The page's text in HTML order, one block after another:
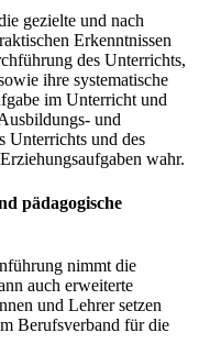
gezielte und nach
Erkenntnissen
des Unterrichts,
ihre systematische
im Unterricht und
und
Unterrichts und des
wahr.
pädagogische
nimmt die
auch erweiterte
und Lehrer setzen
Berufsverband für die